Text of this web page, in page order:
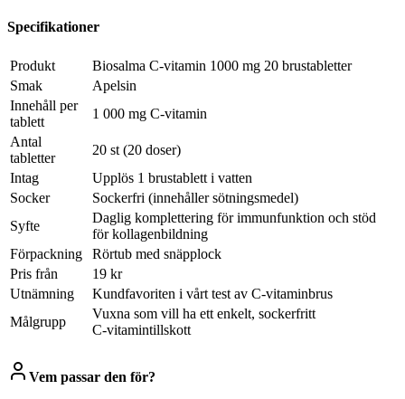
Specifikationer
Produkt
Biosalma C‑vitamin 1000 mg 20 brustabletter
Smak
Apelsin
Innehåll per
tablett
1 000 mg C‑vitamin
Antal
tabletter
20 st (20 doser)
Intag
Upplös 1 brustablett i vatten
Socker
Sockerfri (innehåller sötningsmedel)
Syfte
Daglig komplettering för immunfunktion och stöd
för kollagenbildning
Förpackning
Rörtub med snäpplock
Pris från
19 kr
Utnämning
Kundfavoriten i vårt test av C‑vitaminbrus
Målgrupp
Vuxna som vill ha ett enkelt, sockerfritt
C‑vitamintillskott
Vem passar den för?